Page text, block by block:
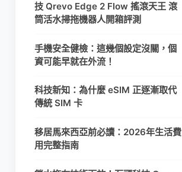
技 Qrevo Edge 2 Flow 搖滾天王 滾
筒活水掃拖機器人開箱評測
手機安全健檢：這幾個設定沒關，個
資可能早就在外流！
科技新知：為什麼 eSIM 正逐漸取代
傳統 SIM 卡
移居馬來西亞前必讀：2026年生活費
用完整指南